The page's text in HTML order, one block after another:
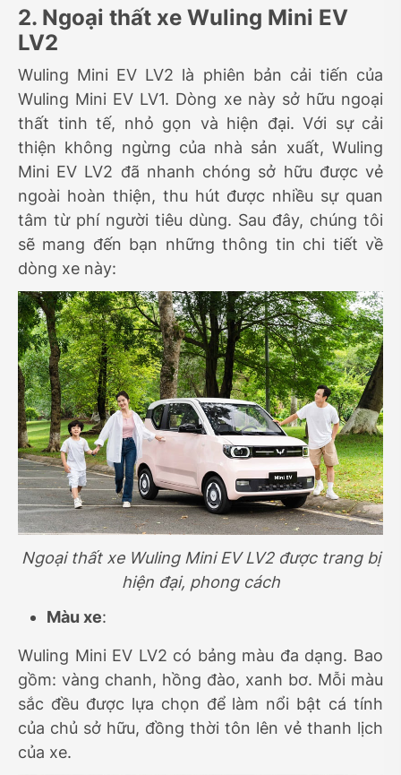
2. Ngoại thất xe Wuling Mini EV
LV2
Wuling Mini EV LV2 là phiên bản cải tiến của
Wuling Mini EV LV1. Dòng xe này sở hữu ngoại
thất tinh tế, nhỏ gọn và hiện đại. Với sự cải
thiện không ngừng của nhà sản xuất, Wuling
Mini EV LV2 đã nhanh chóng sở hữu được vẻ
ngoài hoàn thiện, thu hút được nhiều sự quan
tâm từ phí người tiêu dùng. Sau đây, chúng tôi
sẽ mang đến bạn những thông tin chi tiết về
dòng xe này:
Ngoại thất xe Wuling Mini EV LV2 được trang bị
hiện đại, phong cách
Màu xe:
Wuling Mini EV LV2 có bảng màu đa dạng. Bao
gồm: vàng chanh, hồng đào, xanh bơ. Mỗi màu
sắc đều được lựa chọn để làm nổi bật cá tính
của chủ sở hữu, đồng thời tôn lên vẻ thanh lịch
của xe.